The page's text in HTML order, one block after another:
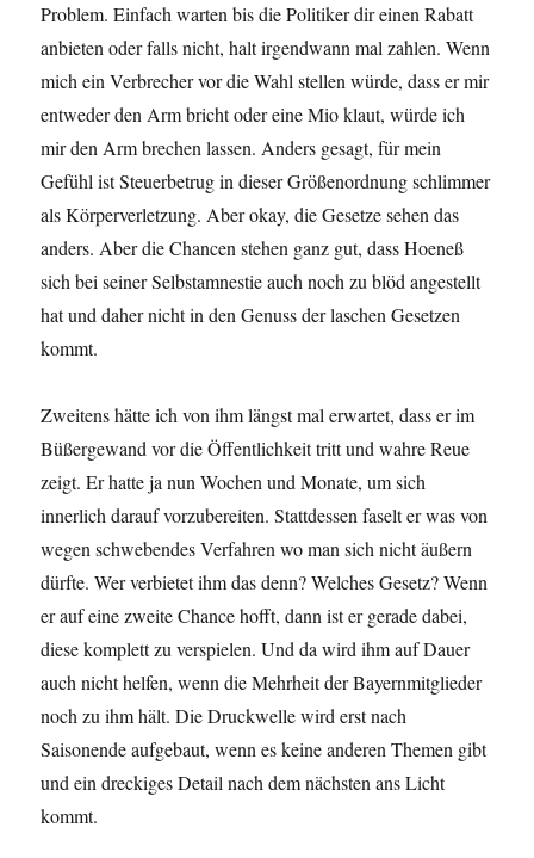
Problem. Einfach warten bis die Politiker dir einen Rabatt
anbieten oder falls nicht, halt irgendwann mal zahlen. Wenn
mich ein Verbrecher vor die Wahl stellen würde, dass er mir
entweder den Arm bricht oder eine Mio klaut, würde ich
mir den Arm brechen lassen. Anders gesagt, für mein
Gefühl ist Steuerbetrug in dieser Größenordnung schlimmer
als Körperverletzung. Aber okay, die Gesetze sehen das
anders. Aber die Chancen stehen ganz gut, dass Hoeneß
sich bei seiner Selbstamnestie auch noch zu blöd angestellt
hat und daher nicht in den Genuss der laschen Gesetzen
kommt.
Zweitens hätte ich von ihm längst mal erwartet, dass er im
Büßergewand vor die Öffentlichkeit tritt und wahre Reue
zeigt. Er hatte ja nun Wochen und Monate, um sich
innerlich darauf vorzubereiten. Stattdessen faselt er was von
wegen schwebendes Verfahren wo man sich nicht äußern
dürfte. Wer verbietet ihm das denn? Welches Gesetz? Wenn
er auf eine zweite Chance hofft, dann ist er gerade dabei,
diese komplett zu verspielen. Und da wird ihm auf Dauer
auch nicht helfen, wenn die Mehrheit der Bayernmitglieder
noch zu ihm hält. Die Druckwelle wird erst nach
Saisonende aufgebaut, wenn es keine anderen Themen gibt
und ein dreckiges Detail nach dem nächsten ans Licht
kommt.